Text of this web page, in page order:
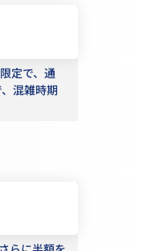
定で、通
混雑時期